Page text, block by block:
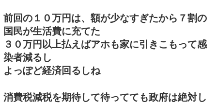
前回の１０万円は、額が少なすぎたから７割の
国民が生活費に充てた
３０万円以上払えばアホも家に引きこもって感
染者減るし
よっぽど経済回るしね
消費税減税を期待して待ってても政府は絶対し